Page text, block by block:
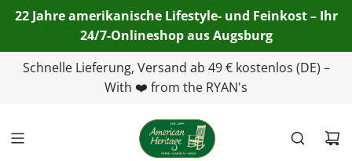
22 Jahre amerikanische Lifestyle- und Feinkost – Ihr
24/7-Onlineshop aus Augsburg
Schnelle Lieferung, Versand ab 49 € kostenlos (DE) –
With ❤️ from the RYAN's
Telefon:+49(0)821 455 254 00 | E-Mail:info@american-
heritage.de| WhatsApp:+49(0)151 116 719 10